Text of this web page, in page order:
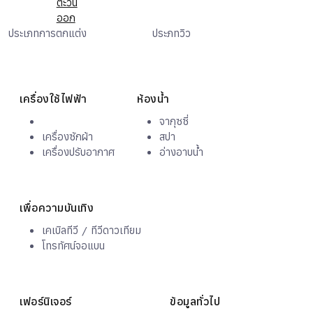
ออก
ประเภทการตกแต่ง
ประภทวิว
เครื่องใช้ไฟฟ้า
เครื่องซักผ้า
เครื่องปรับอากาศ
ห้องน้ำ
จากุซซี่
สปา
อ่างอาบน้ำ
เพื่อความบันเทิง
เคเบิลทีวี / ทีวีดาวเทียม
โทรทัศน์จอแบน
เฟอร์นิเจอร์ ข้อมูลทั่วไป